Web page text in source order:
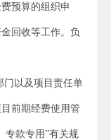
预算的组织申
回收等工作。负
门以及项目责任单
前期经费使用管
专款专用”有关规